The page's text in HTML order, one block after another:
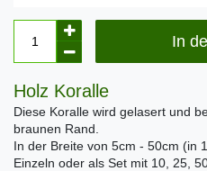
In
Holz Koralle
Diese Koralle wird gelasert und
braunen Rand.
In der Breite von 5cm - 50cm (in
Einzeln oder als Set mit 10, 25,